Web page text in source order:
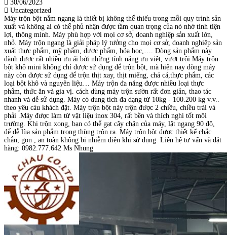
30/06/2023
Uncategorized
Máy trộn bột nằm ngang là thiết bị không thể thiếu trong mỗi quy trình sản
xuất và không ai có thể phủ nhận được tầm quan trọng của nó nhờ tính tiện
lợi, thông minh. Máy phù hợp với mọi cơ sở, doanh nghiệp sản xuất lớn,
nhỏ. Máy trộn ngang là giải pháp lý tưởng cho mọi cơ sở, doanh nghiệp sản
xuất thực phẩm, mỹ phẩm, dược phẩm, hóa học,…. Dòng sản phẩm này
dành được rất nhiều ưu ái bởi những tính năng ưu việt, vượt trội Máy trộn
bột khô mini không chỉ được sử dụng để trộn bột, mà hiện nay dòng máy
này còn được sử dụng để trộn thịt xay, thịt miếng, chả cá,thực phẩm, các
loại bột khô và nguyên liệu… Máy trộn đa năng được nhiều loại thực
phẩm, thức ăn và gia vị. cách dùng máy trộn sườn rất đơn giản, thao tác
nhanh và dễ sử dụng. Máy có dung tích đa dạng từ 10kg - 100.200 kg v.v..
theo yêu càu khách đặt. Máy trộn bột này trộn được 2 chiều, chiều trái và
phải .Máy được làm từ vật liệu inox 304, rất bền và thích nghi tốt môi
trường. Khi trộn xong, bạn có thể gạt cây chặn của máy, lật ngang 90 độ,
để dễ lùa sản phẩm trong thùng trộn ra. Máy trộn bột được thiết kế chắc
chắn, gọn , an toàn không bị nhiễm điện khi sử dụng. Liên hệ tư vấn và đặt
hàng: 0982.777.642 Ms Nhung